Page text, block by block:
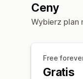
Ceny
Wybierz plan
Free
Gratis